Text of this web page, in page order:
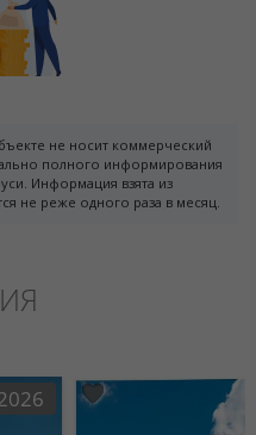
не носит коммерческий
полного информирования
Информация взята из
не реже одного раза в месяц.